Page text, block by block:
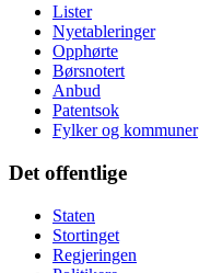
Lister
Nyetableringer
Opphørte
Børsnotert
Anbud
Patentsok
Fylker og kommuner
Det offentlige
Staten
Stortinget
Regjeringen